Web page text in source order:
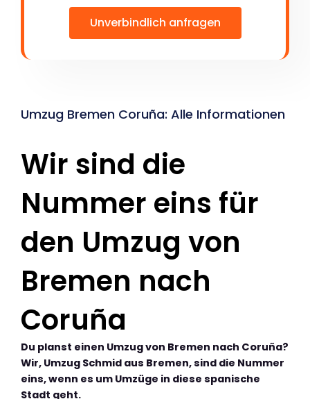
Unverbindlich anfragen
Umzug Bremen Coruña: Alle Informationen
Wir sind die
Nummer eins für
den Umzug von
Bremen nach
Coruña
Du planst einen Umzug von Bremen nach Coruña?
Wir, Umzug Schmid aus Bremen, sind die Nummer
eins, wenn es um Umzüge in diese spanische
Stadt geht.